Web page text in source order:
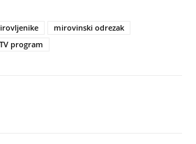
mirovinski odrezak
program